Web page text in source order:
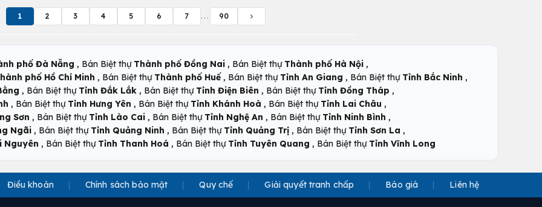
1 2 3 4 5 6 7 ... 90
phố Đà Nẵng , Bán Biệt thự Thành phố Đồng Nai , Bán Biệt thự Thành phố Hà Nội ,
phố Hồ Chí Minh , Bán Biệt thự Thành phố Huế , Bán Biệt thự Tỉnh An Giang , Bán Biệt thự Tỉnh Bắc Ninh ,
, Bán Biệt thự Tỉnh Đắk Lắk , Bán Biệt thự Tỉnh Điện Biên , Bán Biệt thự Tỉnh Đồng Tháp ,
, Bán Biệt thự Tỉnh Hưng Yên , Bán Biệt thự Tỉnh Khánh Hoà , Bán Biệt thự Tỉnh Lai Châu ,
Sơn , Bán Biệt thự Tỉnh Lào Cai , Bán Biệt thự Tỉnh Nghệ An , Bán Biệt thự Tỉnh Ninh Bình ,
Ngãi , Bán Biệt thự Tỉnh Quảng Ninh , Bán Biệt thự Tỉnh Quảng Trị , Bán Biệt thự Tỉnh Sơn La ,
Nguyên , Bán Biệt thự Tỉnh Thanh Hoá , Bán Biệt thự Tỉnh Tuyên Quang , Bán Biệt thự Tỉnh Vĩnh Long
Điều khoản Chính sách bảo mật Quy chế Giải quyết tranh chấp Báo giá Liên hệ